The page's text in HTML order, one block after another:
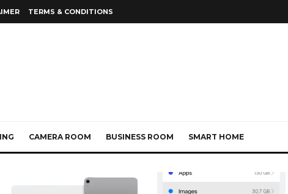
TERMS & CONDITIONS
CAMERA ROOM BUSINESS ROOM SMART HOME